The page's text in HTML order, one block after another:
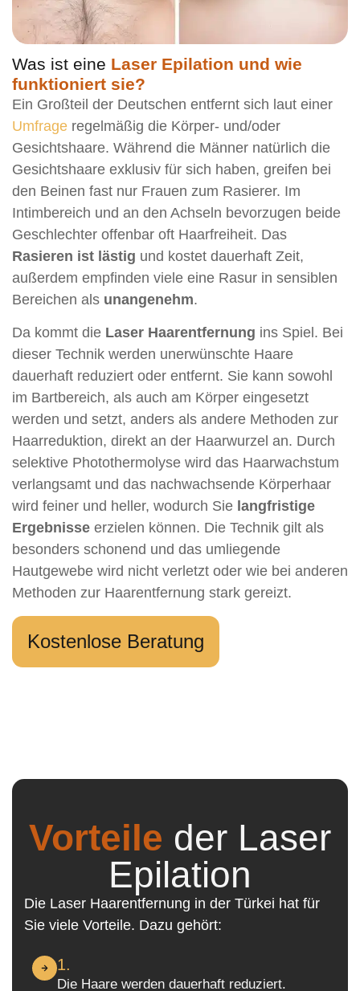
Was ist eine Laser Epilation und wie
funktioniert sie?
Ein Großteil der Deutschen entfernt sich laut einer
Umfrage regelmäßig die Körper- und/oder
Gesichtshaare. Während die Männer natürlich die
Gesichtshaare exklusiv für sich haben, greifen bei
den Beinen fast nur Frauen zum Rasierer. Im
Intimbereich und an den Achseln bevorzugen beide
Geschlechter offenbar oft Haarfreiheit. Das
Rasieren ist lästig und kostet dauerhaft Zeit,
außerdem empfinden viele eine Rasur in sensiblen
Bereichen als unangenehm.
Da kommt die Laser Haarentfernung ins Spiel. Bei
dieser Technik werden unerwünschte Haare
dauerhaft reduziert oder entfernt. Sie kann sowohl
im Bartbereich, als auch am Körper eingesetzt
werden und setzt, anders als andere Methoden zur
Haarreduktion, direkt an der Haarwurzel an. Durch
selektive Photothermolyse wird das Haarwachstum
verlangsamt und das nachwachsende Körperhaar
wird feiner und heller, wodurch Sie langfristige
Ergebnisse erzielen können. Die Technik gilt als
besonders schonend und das umliegende
Hautgewebe wird nicht verletzt oder wie bei anderen
Methoden zur Haarentfernung stark gereizt.
Kostenlose Beratung
Vorteile der Laser
Epilation
Die Laser Haarentfernung in der Türkei hat für
Sie viele Vorteile. Dazu gehört:
1.
Die Haare werden dauerhaft reduziert.